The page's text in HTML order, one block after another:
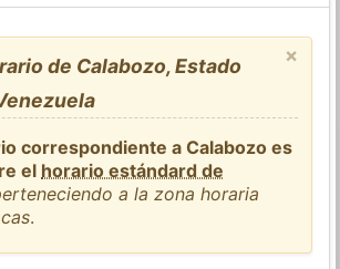
×
de Calabozo, Estado
correspondiente a Calabozo es
el horario estándard de
a la zona horaria
.